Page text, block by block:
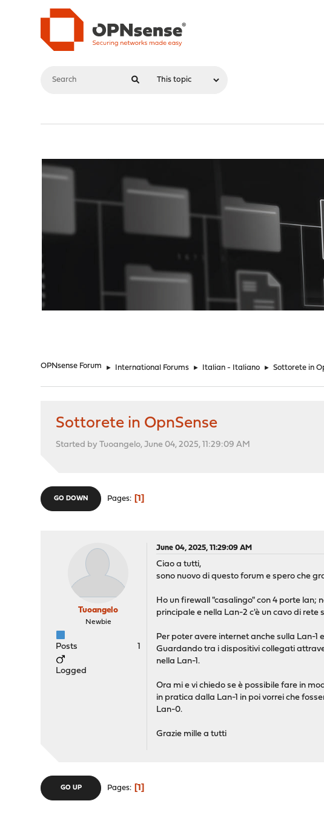
OPNsense Forum ► International Forums ► Italian - Italiano ► Sottorete in
Sottorete in OpnSense
Started by Tuoangelo, June 04, 2025, 11:29:09 AM
GO DOWN Pages 1
Tuoangelo
Newbie
Posts 1
Logged
June 04, 2025, 11:29:09 AM
Ciao a tutti,
sono nuovo di questo forum e spero che
Ho un firewall "casalingo" con 4 porte lan;
principale e nella Lan-2 c'è un cavo di
Per poter avere internet anche sulla Lan-
Guardando tra i dispositivi collegati
nella Lan-1.
Ora mi e vi chiedo se è possibile fare in
in pratica dalla Lan-1 in poi vorrei che
Lan-0.
Grazie mille a tutti
GO UP Pages 1